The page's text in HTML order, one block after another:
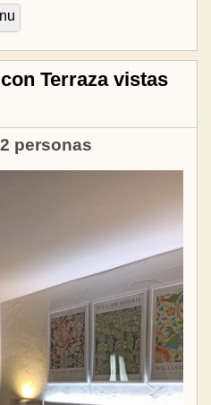
nu
Terraza vistas
personas